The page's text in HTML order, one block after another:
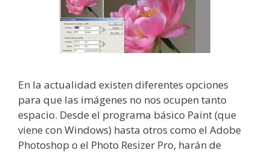
En la actualidad existen diferentes opciones
para que las imágenes no nos ocupen tanto
espacio. Desde el programa básico Paint (que
viene con Windows) hasta otros como el Adobe
Photoshop o el Photo Resizer Pro, harán de